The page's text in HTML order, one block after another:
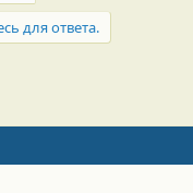
для ответа.